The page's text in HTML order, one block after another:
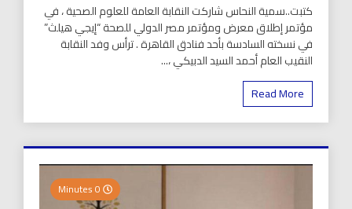
كتبت..سمية النحاس شاركت النقابة العامة للعلوم الصحية ، في
مؤتمر إطلاق معرض ومؤتمر مصر الدولي للصحة “إيجي هيلث”
في نسخته السادسة بأحد فنادق القاهرة . ترأس وفد النقابة
النقيب العام أحمد السيد الدبيكي ،...
Read More